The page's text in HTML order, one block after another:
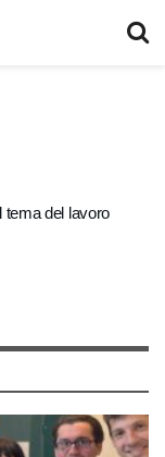
tema del lavoro